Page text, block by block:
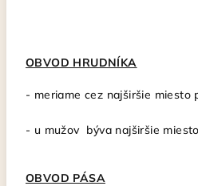
OBVOD HRUDNÍKA
- meriame cez najširšie miesto
- u mužov býva najširšie
OBVOD PÁSA